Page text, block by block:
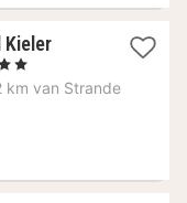
Kieler
km van Strande